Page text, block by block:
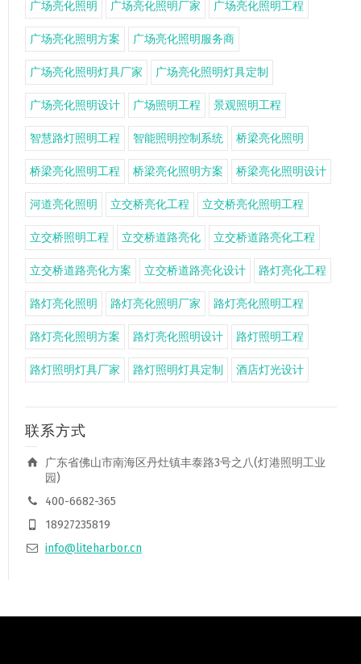
广场亮化照明 广场亮化照明厂家 广场亮化照明工程
广场亮化照明方案 广场亮化照明服务商
广场亮化照明灯具厂家 广场亮化照明灯具定制
广场亮化照明设计 广场照明工程 景观照明工程
智慧路灯照明工程 智能照明控制系统 桥梁亮化照明
桥梁亮化照明工程 桥梁亮化照明方案 桥梁亮化照明设计
河道亮化照明 立交桥亮化工程 立交桥亮化照明工程
立交桥照明工程 立交桥道路亮化 立交桥道路亮化工程
立交桥道路亮化方案 立交桥道路亮化设计 路灯亮化工程
路灯亮化照明 路灯亮化照明厂家 路灯亮化照明工程
路灯亮化照明方案 路灯亮化照明设计 路灯照明工程
路灯照明灯具厂家 路灯照明灯具定制 酒店灯光设计
联系方式
广东省佛山市南海区丹灶镇丰泰路3号之八(灯港照明工业
园)
400-6682-365
18927235819
info@liteharbor.cn